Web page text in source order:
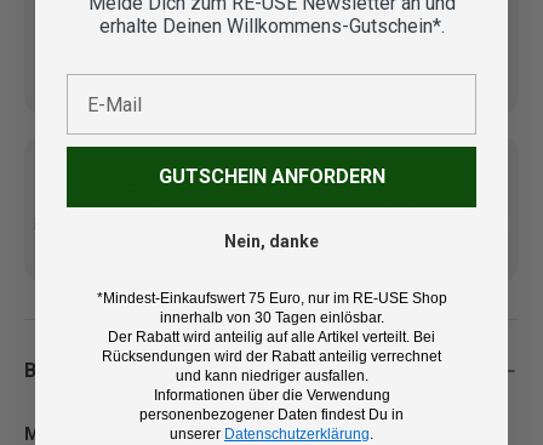
Vom Outdoor Spezialisten
Beschreibung
Marke:
erhalte Deinen Willkommens-Gutschein*.
GUTSCHEIN ANFORDERN
Nein, danke
*Mindest-Einkaufswert 75 Euro, nur im RE-USE Shop
innerhalb von 30 Tagen einlösbar.
Der Rabatt wird anteilig auf alle Artikel verteilt. Bei
Rücksendungen wird der Rabatt anteilig verrechnet
und kann niedriger ausfallen.
Informationen über die Verwendung
personenbezogener Daten findest Du in
unserer Datenschutzerklärung.